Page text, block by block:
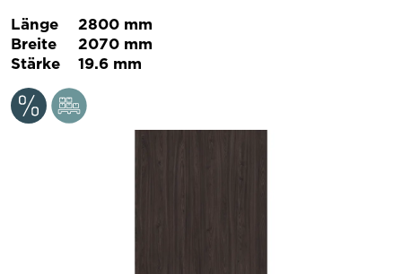
Länge
2800 mm
Breite
2070 mm
Stärke
19.6 mm